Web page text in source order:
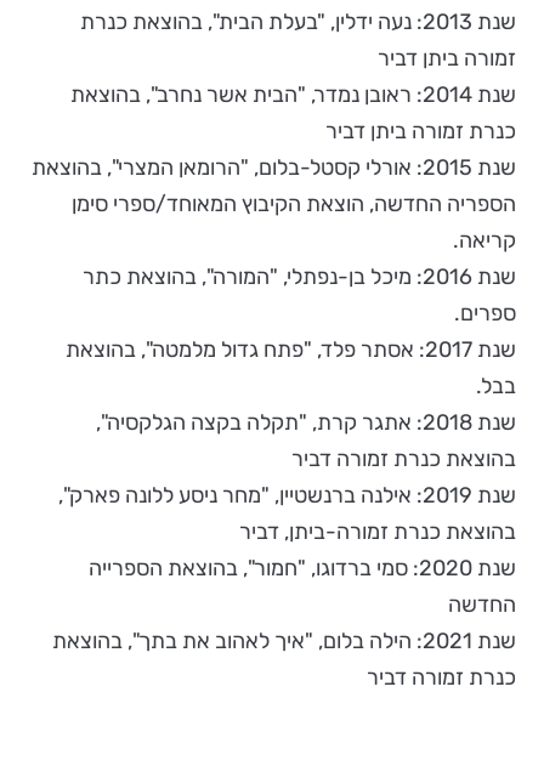
שנת 2013: נעה ידלין, "בעלת הבית", בהוצאת כנרת
זמורה ביתן דביר
שנת 2014: ראובן נמדר, "הבית אשר נחרב", בהוצאת
כנרת זמורה ביתן דביר
שנת 2015: אורלי קסטל-בלום, "הרומאן המצרי", בהוצאת
הספריה החדשה, הוצאת הקיבוץ המאוחד/ספרי סימן
קריאה.
שנת 2016: מיכל בן-נפתלי, "המורה", בהוצאת כתר
ספרים.
שנת 2017: אסתר פלד, "פתח גדול מלמטה", בהוצאת
בבל.
שנת 2018: אתגר קרת, "תקלה בקצה הגלקסיה",
בהוצאת כנרת זמורה דביר
שנת 2019: אילנה ברנשטיין, "מחר ניסע ללונה פארק",
בהוצאת כנרת זמורה-ביתן, דביר
שנת 2020: סמי ברדוגו, "חמור", בהוצאת הספרייה
החדשה
שנת 2021: הילה בלום, "איך לאהוב את בתך", בהוצאת
כנרת זמורה דביר